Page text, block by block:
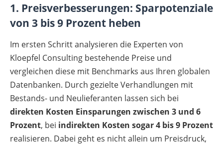
1. Preisverbesserungen: Sparpotenziale
von 3 bis 9 Prozent heben
Im ersten Schritt analysieren die Experten von
Kloepfel Consulting bestehende Preise und
vergleichen diese mit Benchmarks aus Ihren globalen
Datenbanken. Durch gezielte Verhandlungen mit
Bestands- und Neulieferanten lassen sich bei
direkten Kosten Einsparungen zwischen 3 und 6
Prozent, bei indirekten Kosten sogar 4 bis 9 Prozent
realisieren. Dabei geht es nicht allein um Preisdruck,